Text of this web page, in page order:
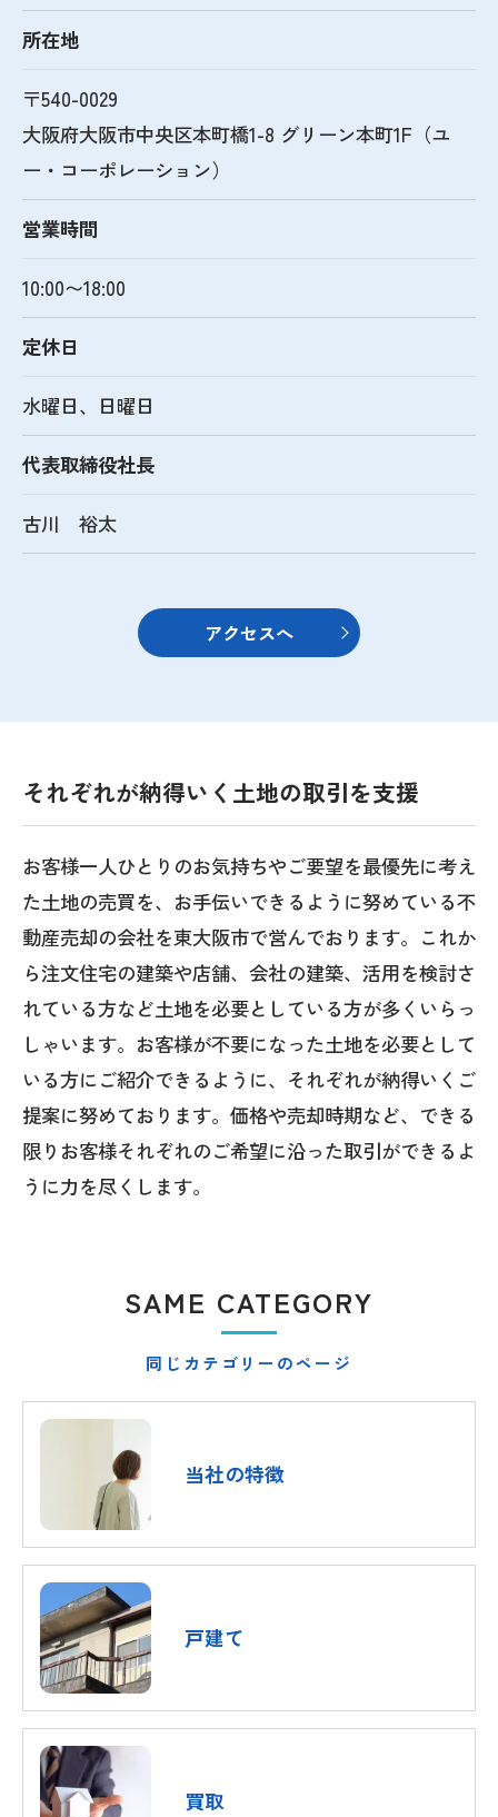
所在地
〒540-0029
大阪府大阪市中央区本町橋1-8 グリーン本町1F（ユ
ー・コーポレーション）
営業時間
10:00〜18:00
定休日
水曜日、日曜日
代表取締役社長
古川 裕太
アクセスへ
それぞれが納得いく土地の取引を支援
お客様一人ひとりのお気持ちやご要望を最優先に考え
た土地の売買を、お手伝いできるように努めている不
動産売却の会社を東大阪市で営んでおります。これか
ら注文住宅の建築や店舗、会社の建築、活用を検討さ
れている方など土地を必要としている方が多くいらっ
しゃいます。お客様が不要になった土地を必要として
いる方にご紹介できるように、それぞれが納得いくご
提案に努めております。価格や売却時期など、できる
限りお客様それぞれのご希望に沿った取引ができるよ
うに力を尽くします。
同じカテゴリーのページ
SAME CATEGORY
当社の特徴
戸建て
買取